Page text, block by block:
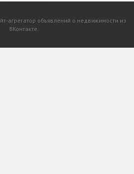
агрегатор объявлений о недвижимости из
ВКонтакте.